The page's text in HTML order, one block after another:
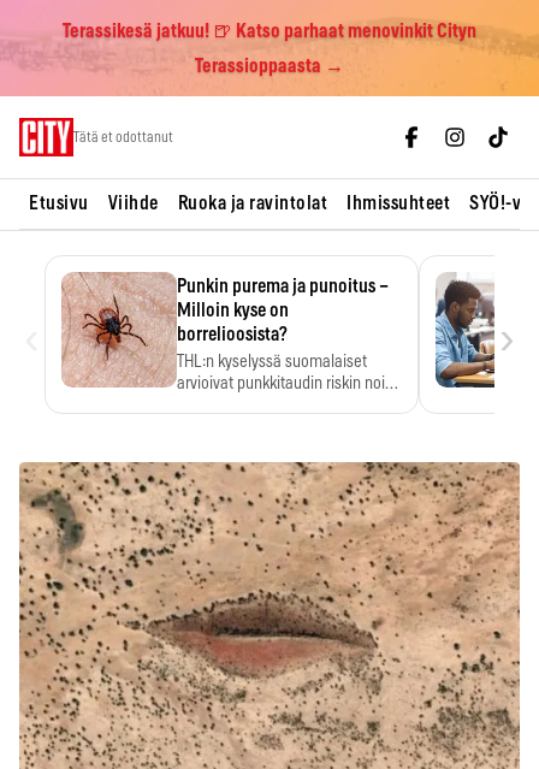
Terassikesä jatkuu! 🍺 Katso parhaat menovinkit Cityn
Terassioppaasta →
Tätä et odottanut
Etusivu Viihde Ruoka ja ravintolat Ihmissuhteet SYÖ!-
Punkin purema ja punoitus –
Milloin kyse on
borrelioosista?
THL:n kyselyssä suomalaiset
arvioivat punkkitaudin riskin noin
›